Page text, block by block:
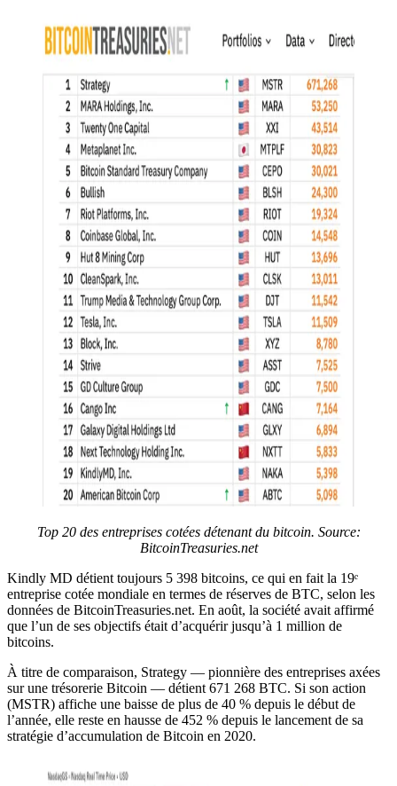
Top 20 des entreprises cotées détenant du bitcoin. Source:
BitcoinTreasuries.net
Kindly MD détient toujours 5 398 bitcoins, ce qui en fait la 19ᵉ
entreprise cotée mondiale en termes de réserves de BTC, selon les
données de BitcoinTreasuries.net. En août, la société avait affirmé
que l’un de ses objectifs était d’acquérir jusqu’à 1 million de
bitcoins.
À titre de comparaison, Strategy — pionnière des entreprises axées
sur une trésorerie Bitcoin — détient 671 268 BTC. Si son action
(MSTR) affiche une baisse de plus de 40 % depuis le début de
l’année, elle reste en hausse de 452 % depuis le lancement de sa
stratégie d’accumulation de Bitcoin en 2020.